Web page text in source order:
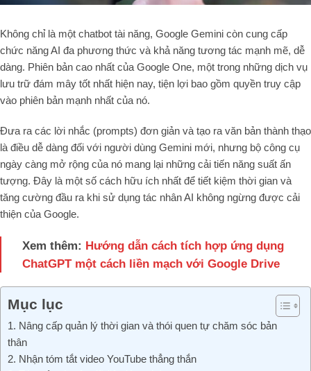
Không chỉ là một chatbot tài năng, Google Gemini còn cung cấp
chức năng AI đa phương thức và khả năng tương tác mạnh mẽ, dễ
dàng. Phiên bản cao nhất của Google One, một trong những dịch vụ
lưu trữ đám mây tốt nhất hiện nay, tiện lợi bao gồm quyền truy cập
vào phiên bản mạnh nhất của nó.
Đưa ra các lời nhắc (prompts) đơn giản và tạo ra văn bản thành thạo
là điều dễ dàng đối với người dùng Gemini mới, nhưng bộ công cụ
ngày càng mở rộng của nó mang lại những cải tiến năng suất ấn
tượng. Đây là một số cách hữu ích nhất để tiết kiệm thời gian và
tăng cường đầu ra khi sử dụng tác nhân AI không ngừng được cải
thiện của Google.
Xem thêm: Hướng dẫn cách tích hợp ứng dụng
ChatGPT một cách liền mạch với Google Drive
Mục lục
1. Nâng cấp quản lý thời gian và thói quen tự chăm sóc bản
thân
2. Nhận tóm tắt video YouTube thẳng thắn